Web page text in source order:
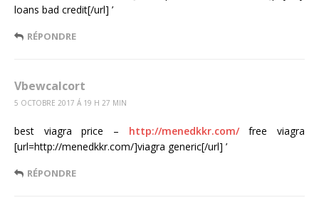
loans bad credit[/url] ’
RÉPONDRE
Vbewcalcort
5 OCTOBRE 2017 Á 19 H 27 MIN
best viagra price – http://menedkkr.com/free viagra
[url=http://menedkkr.com/]viagra generic[/url] ’
RÉPONDRE